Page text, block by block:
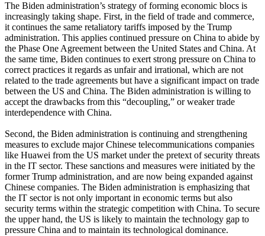
The Biden administration’s strategy of forming economic blocs is
increasingly taking shape. First, in the field of trade and commerce,
it continues the same retaliatory tariffs imposed by the Trump
administration. This applies continued pressure on China to abide by
the Phase One Agreement between the United States and China. At
the same time, Biden continues to exert strong pressure on China to
correct practices it regards as unfair and irrational, which are not
related to the trade agreements but have a significant impact on trade
between the US and China. The Biden administration is willing to
accept the drawbacks from this “decoupling,” or weaker trade
interdependence with China.
Second, the Biden administration is continuing and strengthening
measures to exclude major Chinese telecommunications companies
like Huawei from the US market under the pretext of security threats
in the IT sector. These sanctions and measures were initiated by the
former Trump administration, and are now being expanded against
Chinese companies. The Biden administration is emphasizing that
the IT sector is not only important in economic terms but also
security terms within the strategic competition with China. To secure
the upper hand, the US is likely to maintain the technology gap to
pressure China and to maintain its technological dominance.